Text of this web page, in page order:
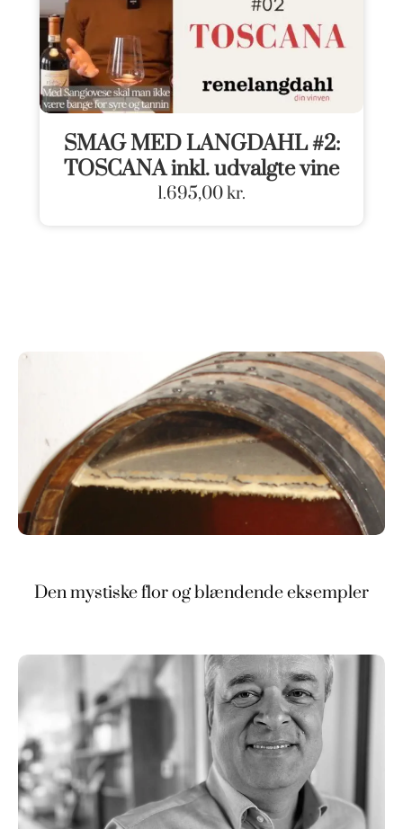
SMAG MED LANGDAHL #2:
TOSCANA inkl. udvalgte vine
1.695,00kr.
Den mystiske flor og blændende eksempler